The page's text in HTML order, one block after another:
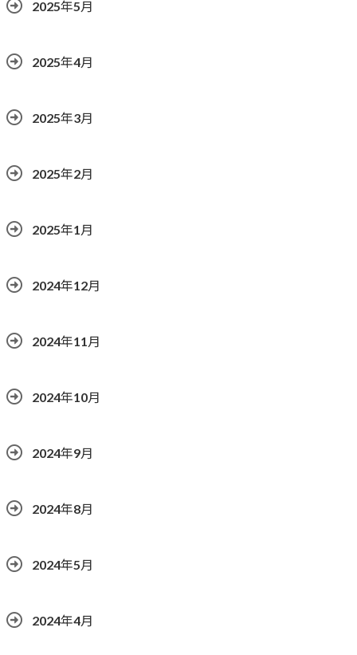
2025年5月
2025年4月
2025年3月
2025年2月
2025年1月
2024年12月
2024年11月
2024年10月
2024年9月
2024年8月
2024年5月
2024年4月